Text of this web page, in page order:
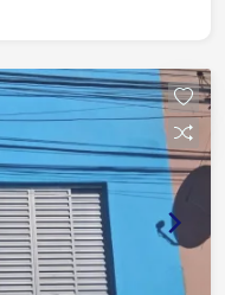
ao centro e a
São
A 9
e São Paulo
completo
tênis, salão